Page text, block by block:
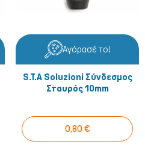
Αγόρασέ το!
S.T.A Soluzioni Σύνδεσμος
Σταυρός 10mm
0,80 €